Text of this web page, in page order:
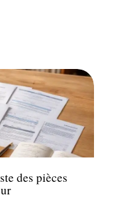
des pièces